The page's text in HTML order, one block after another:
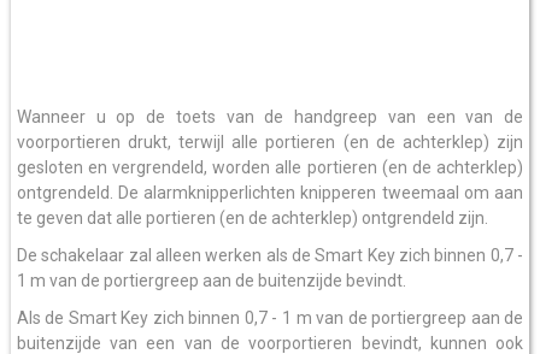
Wanneer u op de toets van de handgreep van een van de
voorportieren drukt, terwijl alle portieren (en de achterklep) zijn
gesloten en vergrendeld, worden alle portieren (en de achterklep)
ontgrendeld. De alarmknipperlichten knipperen tweemaal om aan
te geven dat alle portieren (en de achterklep) ontgrendeld zijn.
De schakelaar zal alleen werken als de Smart Key zich binnen 0,7 -
1 m van de portiergreep aan de buitenzijde bevindt.
Als de Smart Key zich binnen 0,7 - 1 m van de portiergreep aan de
buitenzijde van een van de voorportieren bevindt, kunnen ook